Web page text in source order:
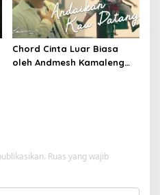
Chord Cinta Luar Biasa
oleh Andmesh Kamaleng
Ruas yang wajib